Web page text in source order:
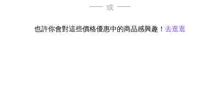
或
也許你會對這些價格優惠中的商品感興趣！ 去逛逛